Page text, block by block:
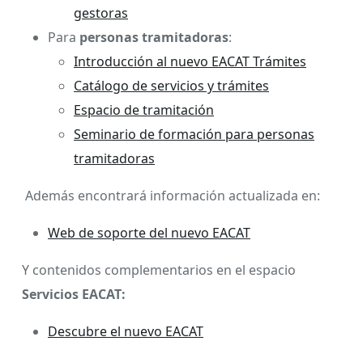
gestoras
Para personas tramitadoras:
Introducción al nuevo EACAT Trámites
Catálogo de servicios y trámites
Espacio de tramitación
Seminario de formación para personas
tramitadoras
Además encontrará información actualizada en:
Web de soporte del nuevo EACAT
Y contenidos complementarios en el espacio
Servicios EACAT:
Descubre el nuevo EACAT